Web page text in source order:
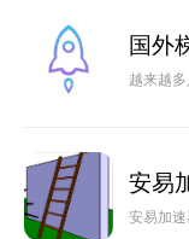
国外
越来越
安易
安易加